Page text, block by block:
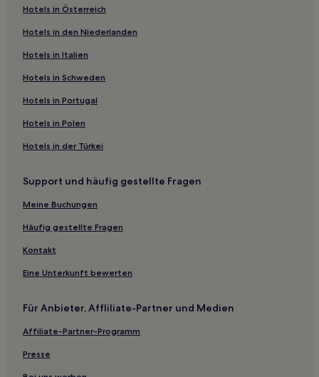
Hotels nahe Johannesburg Zoo
Hotels nahe The MARC
Hotels nahe Adler Museum of Medicine
Sunninghill: Hotels
Croydon: Hotels
Morningside: Hotels
Hotels nahe Bruma Flea Market
Hotels nahe Dunkeld West Shopping Centre
Benmore Gardens: Hotels
Parktown: Hotels
Hotels nahe Netcare Sunninghill Hospital
Dunkeld: Hotels
Kaalfontein Hotels
Hotels nahe Universität Witwatersrand
Malvern: Hotels
Hotels in Österreich
Hotels in den Niederlanden
Hotels in Italien
Hotels in Schweden
Hotels in Portugal
Hotels in Polen
Hotels in der Türkei
Support und häufig gestellte Fragen
Meine Buchungen
Häufig gestellte Fragen
Kontakt
Eine Unterkunft bewerten
Für Anbieter, Affliliate-Partner und Medien
Affiliate-Partner-Programm
Presse